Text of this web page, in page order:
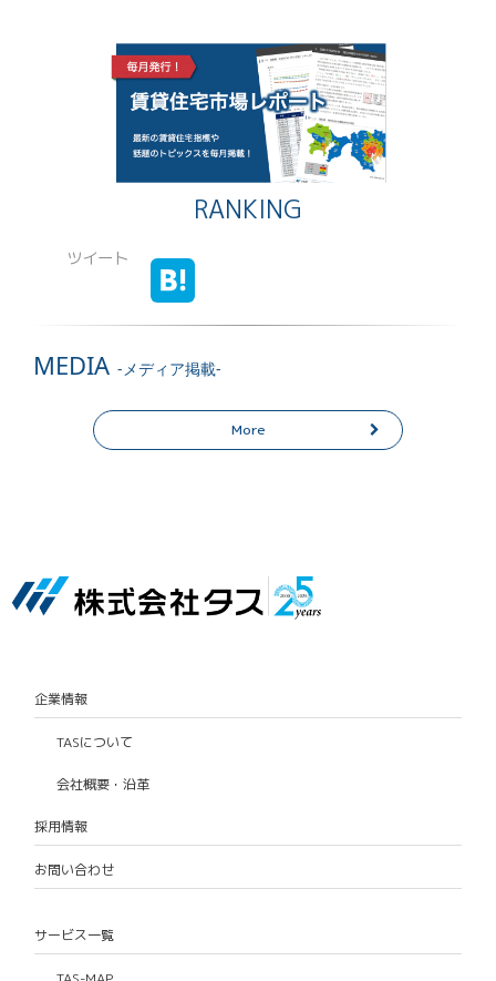
RANKING
ツイート
MEDIA -メディア掲載-
More
企業情報
TASについて
会社概要・沿革
採用情報
お問い合わせ
サービス一覧